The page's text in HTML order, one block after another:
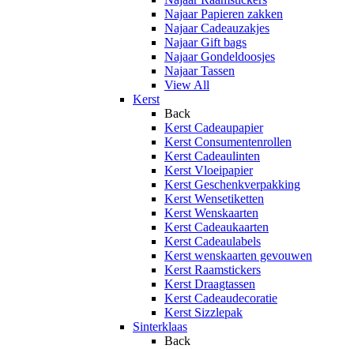
Najaar Papieren zakken
Najaar Cadeauzakjes
Najaar Gift bags
Najaar Gondeldoosjes
Najaar Tassen
View All
Kerst
Back
Kerst Cadeaupapier
Kerst Consumentenrollen
Kerst Cadeaulinten
Kerst Vloeipapier
Kerst Geschenkverpakking
Kerst Wensetiketten
Kerst Wenskaarten
Kerst Cadeaukaarten
Kerst Cadeaulabels
Kerst wenskaarten gevouwen
Kerst Raamstickers
Kerst Draagtassen
Kerst Cadeaudecoratie
Kerst Sizzlepak
Sinterklaas
Back